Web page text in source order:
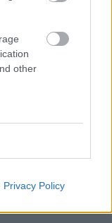
other
Privacy Policy
nem történt
a
Az
, figyelmeztetés